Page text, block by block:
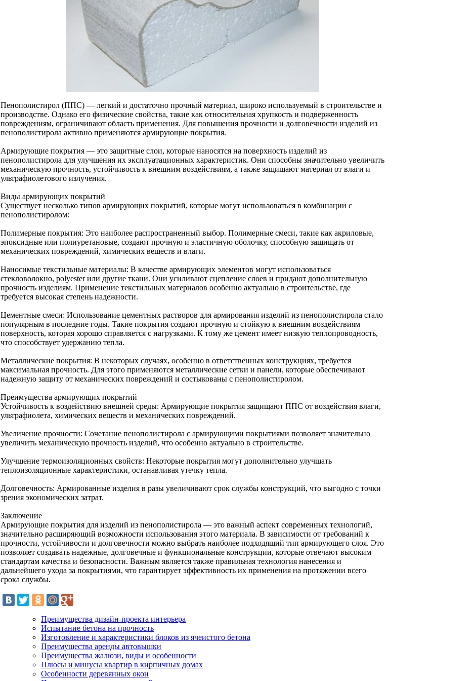
Пенополистирол (ППС) — легкий и достаточно прочный материал, широко используемый в строительстве и
производстве. Однако его физические свойства, такие как относительная хрупкость и подверженность
повреждениям, ограничивают область применения. Для повышения прочности и долговечности изделий из
пенополистирола активно применяются армирующие покрытия.
Армирующие покрытия — это защитные слои, которые наносятся на поверхность изделий из
пенополистирола для улучшения их эксплуатационных характеристик. Они способны значительно увеличить
механическую прочность, устойчивость к внешним воздействиям, а также защищают материал от влаги и
ультрафиолетового излучения.
Виды армирующих покрытий
Существует несколько типов армирующих покрытий, которые могут использоваться в комбинации с
пенополистиролом:
Полимерные покрытия: Это наиболее распространенный выбор. Полимерные смеси, такие как акриловые,
эпоксидные или полиуретановые, создают прочную и эластичную оболочку, способную защищать от
механических повреждений, химических веществ и влаги.
Наносимые текстильные материалы: В качестве армирующих элементов могут использоваться
стекловолокно, polyester или другие ткани. Они усиливают сцепление слоев и придают дополнительную
прочность изделиям. Применение текстильных материалов особенно актуально в строительстве, где
требуется высокая степень надежности.
Цементные смеси: Использование цементных растворов для армирования изделий из пенополистирола стало
популярным в последние годы. Такие покрытия создают прочную и стойкую к внешним воздействиям
поверхность, которая хорошо справляется с нагрузками. К тому же цемент имеет низкую теплопроводность,
что способствует удержанию тепла.
Металлические покрытия: В некоторых случаях, особенно в ответственных конструкциях, требуется
максимальная прочность. Для этого применяются металлические сетки и панели, которые обеспечивают
надежную защиту от механических повреждений и состыкованы с пенополистиролом.
Преимущества армирующих покрытий
Устойчивость к воздействию внешней среды: Армирующие покрытия защищают ППС от воздействия влаги,
ультрафиолета, химических веществ и механических повреждений.
Увеличение прочности: Сочетание пенополистирола с армирующими покрытиями позволяет значительно
увеличить механическую прочность изделий, что особенно актуально в строительстве.
Улучшение термоизоляционных свойств: Некоторые покрытия могут дополнительно улучшать
теплоизоляционные характеристики, останавливая утечку тепла.
Долговечность: Армированные изделия в разы увеличивают срок службы конструкций, что выгодно с точки
зрения экономических затрат.
Заключение
Армирующие покрытия для изделий из пенополистирола — это важный аспект современных технологий,
значительно расширяющий возможности использования этого материала. В зависимости от требований к
прочности, устойчивости и долговечности можно выбрать наиболее подходящий тип армирующего слоя. Это
позволяет создавать надежные, долговечные и функциональные конструкции, которые отвечают высоким
стандартам качества и безопасности. Важным является также правильная технология нанесения и
дальнейшего ухода за покрытиями, что гарантирует эффективность их применения на протяжении всего
срока службы.
Преимущества дизайн-проекта интерьера
Испытание бетона на прочность
Изготовление и характеристики блоков из ячеистого бетона
Преимущества аренды автовышки
Преимущества жалюзи, виды и особенности
Плюсы и минусы квартир в кирпичных домах
Особенности деревянных окон